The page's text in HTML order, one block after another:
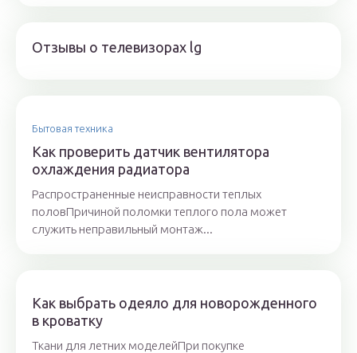
Отзывы о телевизорах lg
Бытовая техника
Как проверить датчик вентилятора
охлаждения радиатора
Распространенные неисправности теплых
половПричиной поломки теплого пола может
служить неправильный монтаж...
Как выбрать одеяло для новорожденного
в кроватку
Ткани для летних моделейПри покупке